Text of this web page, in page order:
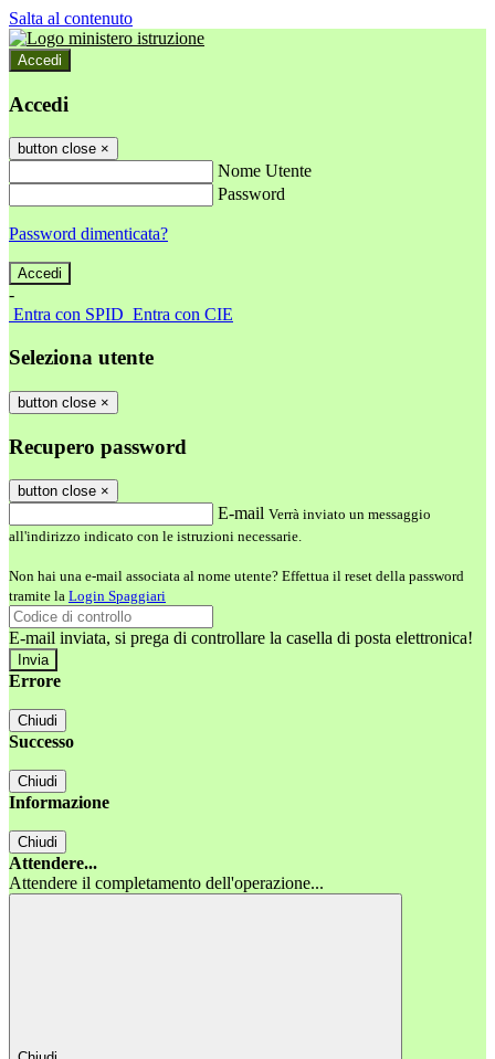
Salta al contenuto
Accedi
Accedi
button close ×
Nome Utente
Password
Password dimenticata?
-
Entra con SPID Entra con CIE
Seleziona utente
button close ×
Recupero password
button close ×
E-mail Verrà inviato un messaggio
all'indirizzo indicato con le istruzioni necessarie.
Non hai una e-mail associata al nome utente? Effettua il reset della password
tramite la Login Spaggiari
E-mail inviata, si prega di controllare la casella di posta elettronica!
Errore
Chiudi
Successo
Chiudi
Informazione
Chiudi
Attendere...
Attendere il completamento dell'operazione...